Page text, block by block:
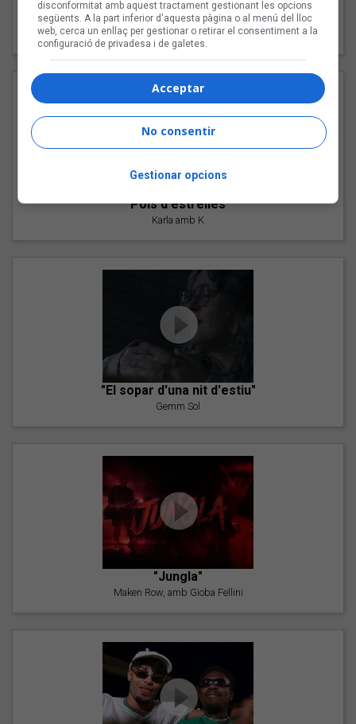
"Les cabres"
94 Rules amb Compte
"Pols d'estrelles"
Karla amb K
"El sopar d'una nit d'estiu"
Gemm Sol
"Jungla"
Maken Row, amb Gioba Fellini
disconformitat amb aquest tractament gestionant les opcions
següents. A la part inferior d'aquesta pàgina o al menú del lloc
web, cerca un enllaç per gestionar o retirar el consentiment a la
configuració de privadesa i de galetes.
Acceptar
No consentir
Gestionar opcions